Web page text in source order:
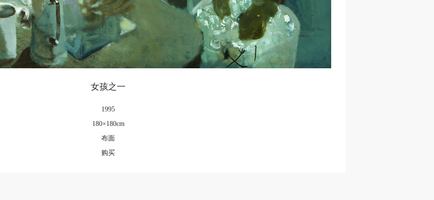
女孩之一
1995
180×180cm
布面
购买